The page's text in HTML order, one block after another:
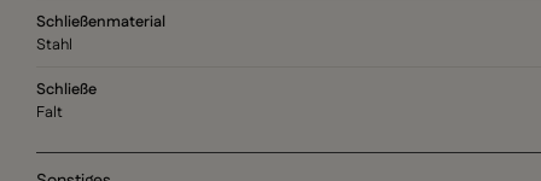
Schließenmaterial
Stahl
Schließe
Falt